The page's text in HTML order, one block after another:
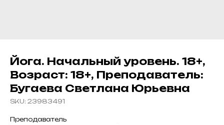
Йога. Начальный уровень. 18+,
Возраст: 18+, Преподаватель:
Бугаева Светлана Юрьевна
SKU: 23983491
Преподаватель